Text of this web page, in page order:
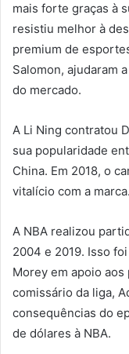
mais forte graças à
resistiu melhor à
premium de
Salomon, ajudaram
do mercado.
A Li Ning contratou
sua popularidade
China. Em 2018, o
vitalício com a marca.
A NBA realizou
2004 e 2019. Isso
Morey em apoio
comissário da liga,
consequências do
de dólares à NBA.